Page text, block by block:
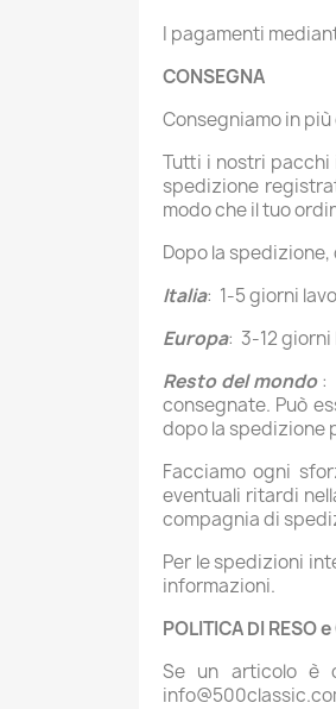
I pagamenti
CONSEGNA
Consegniamo in
Tutti i nostri pacchi
spedizione
modo che il tuo
Dopo la
Italia: 1-5 giorni
Europa: 3-12
Resto del mondo:
consegnate. Può
dopo la spedizione
Facciamo ogni
eventuali ritardi
compagnia di
Per le spedizioni
informazioni.
POLITICA DI RESO
Se un articolo è